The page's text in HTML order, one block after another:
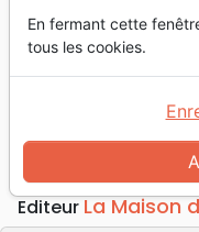
- ebook
Les nouveaux
Comment les
Auteur :Anton
RéférenceMB3320-
EditeurLa Maison
En fermant cette
tous les cookies.